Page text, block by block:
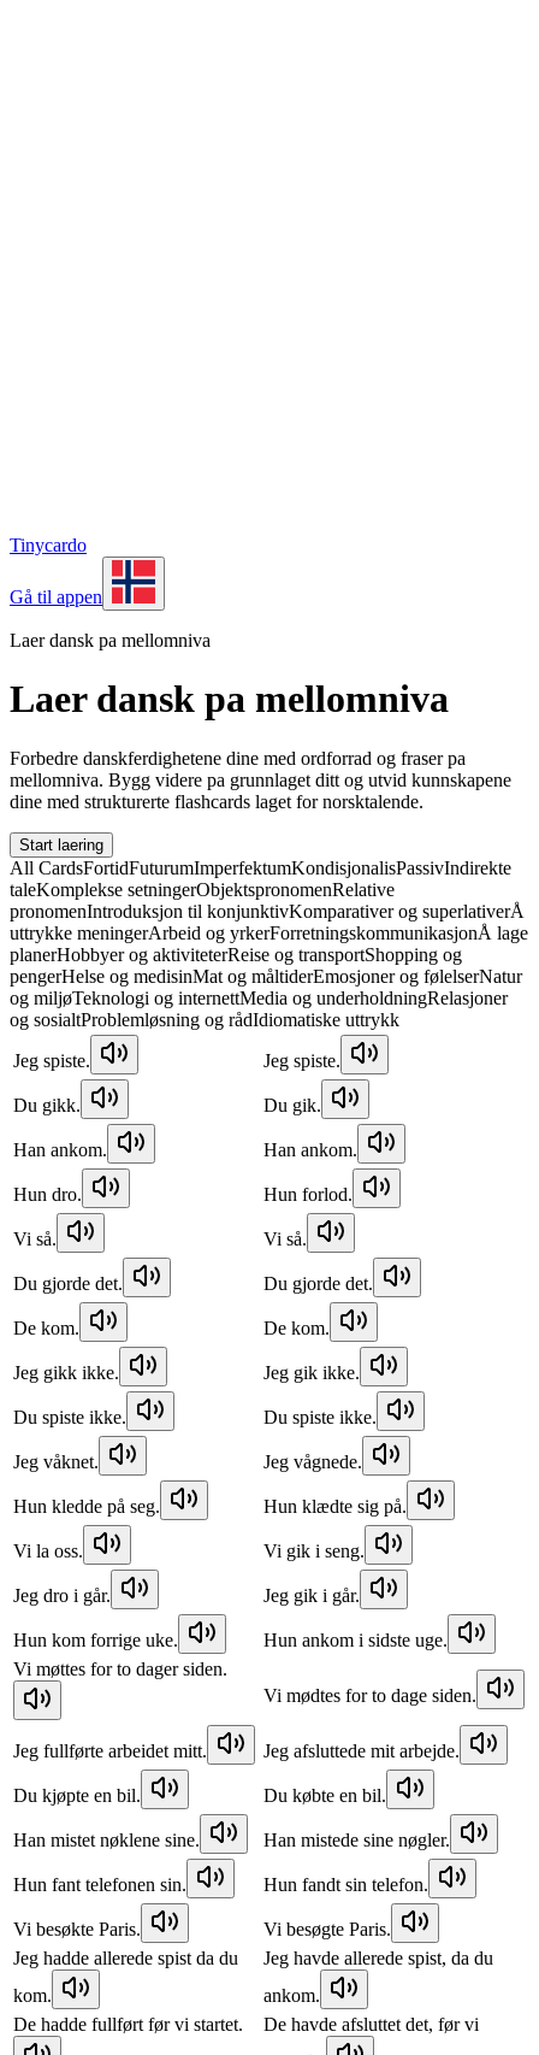
Tinycardo
Gå til appen
Laer dansk pa mellomniva
Laer dansk pa mellomniva
Forbedre danskferdighetene dine med ordforrad og fraser pa
mellomniva. Bygg videre pa grunnlaget ditt og utvid kunnskapene
dine med strukturerte flashcards laget for norsktalende.
Start laering
All CardsFortidFuturumImperfektumKondisjonalisPassivIndirekte
taleKomplekse setningerObjektspronomenRelative
pronomenIntroduksjon til konjunktivKomparativer og superlativerÅ
uttrykke meningerArbeid og yrkerForretningskommunikasjonÅ lage
planerHobbyer og aktiviteterReise og transportShopping og
pengerHelse og medisinMat og måltiderEmosjoner og følelserNatur
og miljøTeknologi og internettMedia og underholdningRelasjoner
og sosialtProblemløsning og rådIdiomatiske uttrykk
Jeg spiste.
Jeg spiste.
Du gikk. Du gik.
Han ankom. Han ankom.
Hun dro. Hun forlod.
Vi så. Vi så.
Du gjorde det. Du gjorde det.
De kom. De kom.
Jeg gikk ikke. Jeg gik ikke.
Du spiste ikke. Du spiste ikke.
Jeg våknet. Jeg vågnede.
Hun kledde på seg. Hun klædte sig på.
Vi la oss. Vi gik i seng.
Jeg dro i går. Jeg gik i går.
Hun kom forrige uke.
Hun ankom i sidste uge.
Vi møttes for to dager siden.
Vi mødtes for to dage siden.
Jeg fullførte arbeidet mitt. Jeg afsluttede mit arbejde.
Du kjøpte en bil. Du købte en bil.
Han mistet nøklene sine. Han mistede sine nøgler.
Hun fant telefonen sin. Hun fandt sin telefon.
Vi besøkte Paris.
Vi besøgte Paris.
Jeg hadde allerede spist da du
kom.
Jeg havde allerede spist, da du
ankom.
De hadde fullført før vi startet.
De havde afsluttet det, før vi